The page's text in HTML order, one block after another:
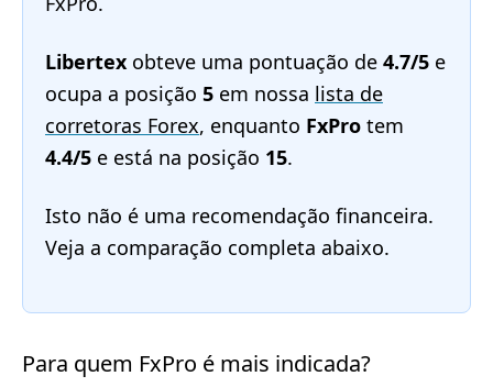
Libertex obteve uma pontuação de 4.7/5 e
ocupa a posição 5 em nossa lista de
corretoras Forex, enquanto FxPro tem
4.4/5 e está na posição 15.
Isto não é uma recomendação financeira.
Veja a comparação completa abaixo.
Para quem FxPro é mais indicada?